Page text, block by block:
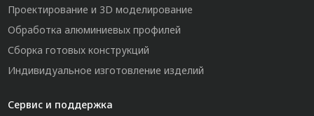
Проектирование и 3D моделирование
Обработка алюминиевых профилей
Сборка готовых конструкций
Индивидуальное изготовление изделий
Сервис и поддержка